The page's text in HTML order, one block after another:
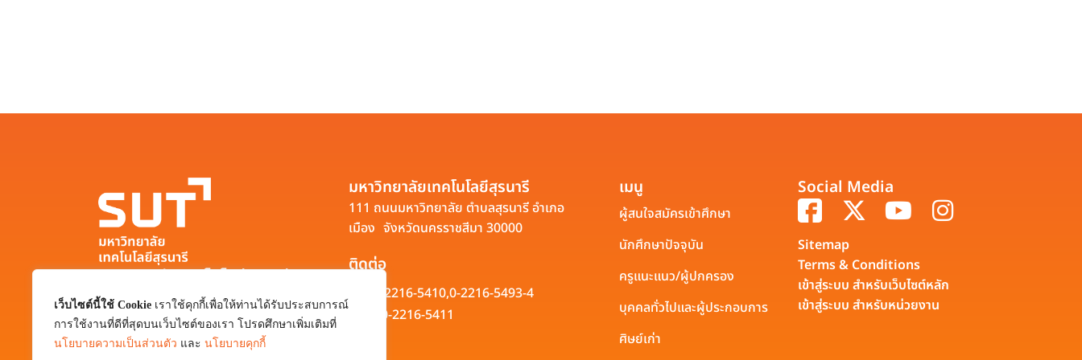
เว็บไซต์นี้ใช้ Cookie เราใช้คุกกี้เพื่อให้ท่านได้รับประสบการณ์
การใช้งานที่ดีที่สุดบนเว็บไซต์ของเรา โปรดศึกษาเพิ่มเติมที่
นโยบายความเป็นส่วนตัว และ นโยบายคุกกี้
มหาวิทยาลัยเทคโนโลยีสุรนารี
111 ถนนมหาวิทยาลัย ตำบลสุรนารี อำเภอ
เมือง จังหวัดนครราชสีมา 30000
0-4422-3000
มหาวิทยาลัยเทคโนโลยีสุรนารี
111 ถนนมหาวิทยาลัย ตำบลสุรนารี อำเภอ
เมือง จังหวัดนครราชสีมา 30000
ติดต่อ
0-2216-5410,0-2216-5493-4
0-2216-5411
เมนู
ผู้สนใจสมัครเข้าศึกษา
นักศึกษาปัจจุบัน
ครูแนะแนว/ผู้ปกครอง
บุคคลทั่วไปและผู้ประกอบการ
ศิษย์เก่า
Social Media
Sitemap
Terms & Conditions
เข้าสู่ระบบ สำหรับเว็บไซต์หลัก
เข้าสู่ระบบ สำหรับหน่วยงาน